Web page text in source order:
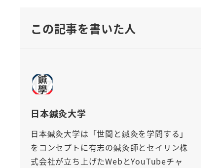
この記事を書いた人
日本鍼灸大学
日本鍼灸大学は「世間と鍼灸を学問する」
をコンセプトに有志の鍼灸師とセイリン株
式会社が立ち上げたWebとYouTubeチャ